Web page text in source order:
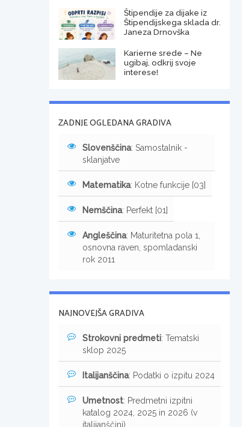
Štipendije za dijake iz
Štipendijskega sklada dr.
Janeza Drnovška
Karierne srede – Ne
ugibaj, odkrij svoje
interese!
ZADNJE OGLEDANA GRADIVA
Slovenščina: Samostalnik -
sklanjatve
Matematika: Kotne funkcije [03]
Nemščina: Perfekt [01]
Angleščina: Maturitetna pola 1,
osnovna raven, spomladanski
rok 2011
NAJNOVEJŠA GRADIVA
Strokovni predmeti: Tematski
sklop 2025
Italijanščina: Podatki o izpitu 2024
Umetnost: Predmetni izpitni
katalog 2024, 2025 in 2026 (v
italijanščini)